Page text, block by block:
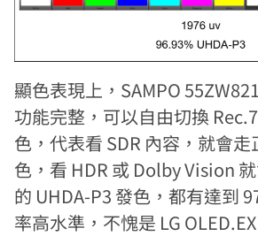
顯色表現上，SAMPO
功能完整，可以自由切換
色，代表看 SDR 內容，就會走
色，看 HDR 或 Dolby Vision
的 UHDA-P3 發色，都有達到
率高水準，不愧是 LG OLED.EX